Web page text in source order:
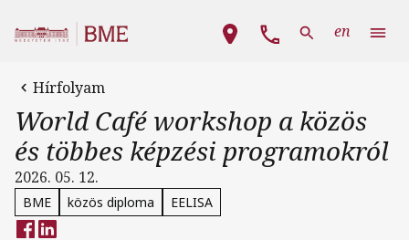
Fő navigáció
en
Hírfolyam
World Café workshop a közös
és többes képzési programokról
2026. 05. 12.
BME közös diploma EELISA